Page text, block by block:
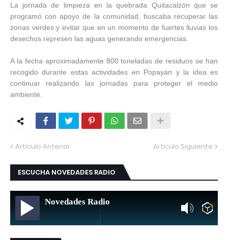
La jornada de limpieza en la quebrada Quitacalzón que se
programó con apoyo de la comunidad, buscaba recuperar las
zonas verdes y evitar que en un momento de fuertes lluvias los
desechos represen las aguas generando emergencias.
A la fecha aproximadamente 800 toneladas de residuos se han
recogido durante estas actividades en Popayán y la idea es
continuar realizando las jornadas para proteger el medio
ambiente.
Artículo Anterior Artículo Siguiente
ESCUCHA NOVEDADES RADIO
Novedades Radio